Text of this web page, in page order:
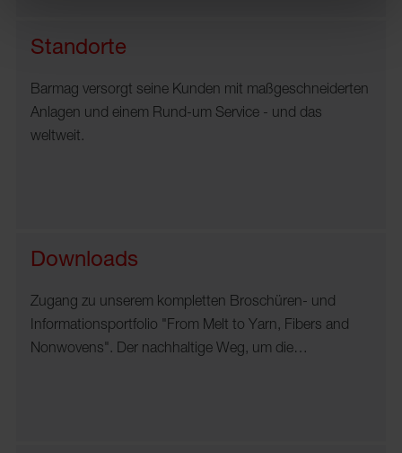
Standorte
Barmag versorgt seine Kunden mit maßgeschneiderten
Anlagen und einem Rund-um Service - und das
weltweit.
Downloads
Zugang zu unserem kompletten Broschüren- und
Informationsportfolio "From Melt to Yarn, Fibers and
Nonwovens". Der nachhaltige Weg, um die…